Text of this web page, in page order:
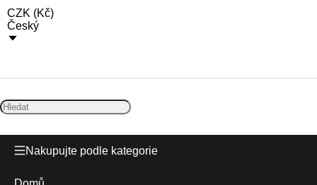
CZK (Kč)
Český
Nakupujte podle kategorie